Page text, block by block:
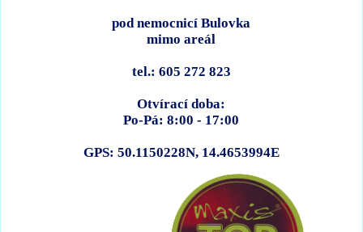
pod nemocnicí Bulovka
mimo areál
tel.: 605 272 823
Otvírací doba:
Po-Pá: 8:00 - 17:00
GPS: 50.1150228N, 14.4653994E